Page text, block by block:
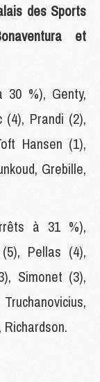
des Sports
et
%), Genty,
(4), Prandi (2),
Hansen (1),
Grebille,
à 31 %),
Pellas (4),
Simonet (3),